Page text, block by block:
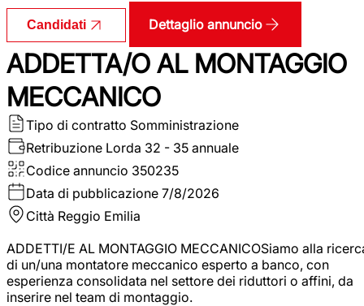
Candidati Dettaglio annuncio
ADDETTA/O AL MONTAGGIO
MECCANICO
Tipo di contratto Somministrazione
Retribuzione Lorda 32 - 35 annuale
Codice annuncio 350235
Data di pubblicazione 7/8/2026
Città Reggio Emilia
ADDETTI/E AL MONTAGGIO MECCANICOSiamo alla
di un/una montatore meccanico esperto a banco, con
esperienza consolidata nel settore dei riduttori o affini, da
inserire nel team di montaggio.